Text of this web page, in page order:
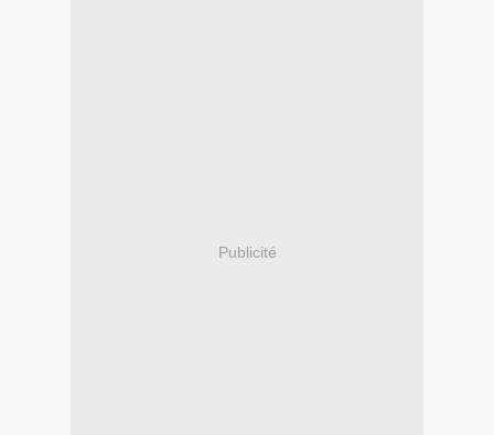
Publicité